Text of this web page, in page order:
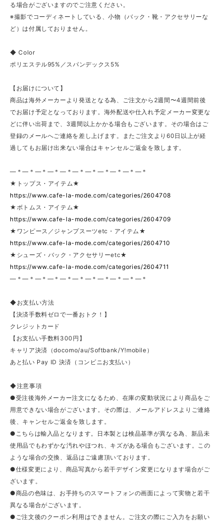
る場合がございますのでご注意ください。
※撮影でコーディネートしている、小物（バック・靴・アクセサリーな
ど）は付属しておりません。
◆ Color
ポリエステル95%／スパンデックス5%
【お届けについて】
商品は海外メーカーより発送となる為、ご注文から2週間〜4週間前後
でお届け予定となっております。海外配送や仕入れ予定メーカー変更な
どに伴い出荷まで、3週間以上かかる場合もございます。その場合はご
登録のメールへご連絡を差し上げます。またご注文より60日以上が経
過してもお届け出来ない場合はキャンセルご返金を致します。
—＊—＊—＊—＊—＊—＊—＊—＊—＊—＊—＊
★トップス・アイテム★
https://www.cafe-la-mode.com/categories/2604708
★ボトムス・アイテム★
https://www.cafe-la-mode.com/categories/2604709
★ワンピース／ジャンプスーツetc・アイテム★
https://www.cafe-la-mode.com/categories/2604710
★シューズ・バック・アクセサリーetc★
https://www.cafe-la-mode.com/categories/2604711
—＊—＊—＊—＊—＊—＊—＊—＊—＊—＊—＊
◆お支払い方法
【決済手数料ゼロで一番おトク！】
クレジットカード
【お支払い手数料300円】
キャリア決済（docomo/au/Softbank/Y!mobile）
あと払い Pay ID 決済（コンビニお支払い）
◆注意事項
●受注後海外メーカー注文になるため、在庫の変動状況により商品をご
用意できない場合がございます。その際は、メールアドレスよりご連絡
後、キャンセルご返金を致します。
●こちらは輸入品となります。日本製とは検品基準が異なる為、新品未
使用品でもわずかな汚れやほつれ、キズがある場合もございます。この
ような場合の交換、返品はご遠慮頂いております。
●仕様変更により、商品写真から若干デザイン変更になります場合がご
ざいます。
●商品の色味は、お手持ちのスマートフォンの画面によって実物と若干
異なる場合がございます。
●ご注文後のクーポン利用はできません。ご注文の際にご入力をお願い